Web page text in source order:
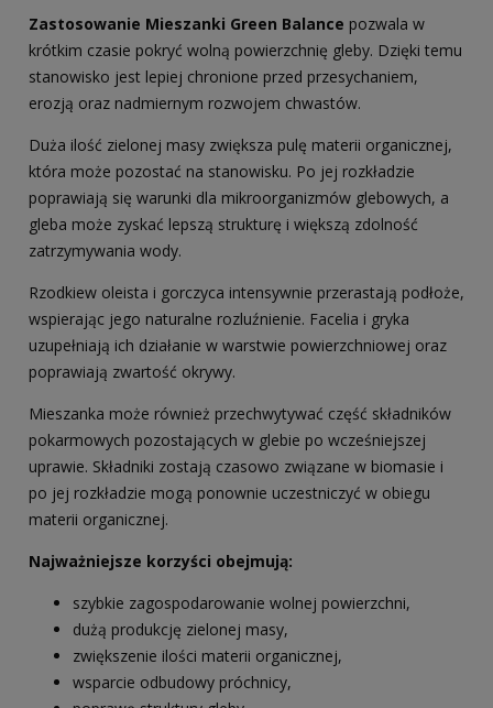
Zastosowanie Mieszanki Green Balance pozwala w
krótkim czasie pokryć wolną powierzchnię gleby. Dzięki temu
stanowisko jest lepiej chronione przed przesychaniem,
erozją oraz nadmiernym rozwojem chwastów.
Duża ilość zielonej masy zwiększa pulę materii organicznej,
która może pozostać na stanowisku. Po jej rozkładzie
poprawiają się warunki dla mikroorganizmów glebowych, a
gleba może zyskać lepszą strukturę i większą zdolność
zatrzymywania wody.
Rzodkiew oleista i gorczyca intensywnie przerastają podłoże,
wspierając jego naturalne rozluźnienie. Facelia i gryka
uzupełniają ich działanie w warstwie powierzchniowej oraz
poprawiają zwartość okrywy.
Mieszanka może również przechwytywać część składników
pokarmowych pozostających w glebie po wcześniejszej
uprawie. Składniki zostają czasowo związane w biomasie i
po jej rozkładzie mogą ponownie uczestniczyć w obiegu
materii organicznej.
Najważniejsze korzyści obejmują:
szybkie zagospodarowanie wolnej powierzchni,
dużą produkcję zielonej masy,
zwiększenie ilości materii organicznej,
wsparcie odbudowy próchnicy,